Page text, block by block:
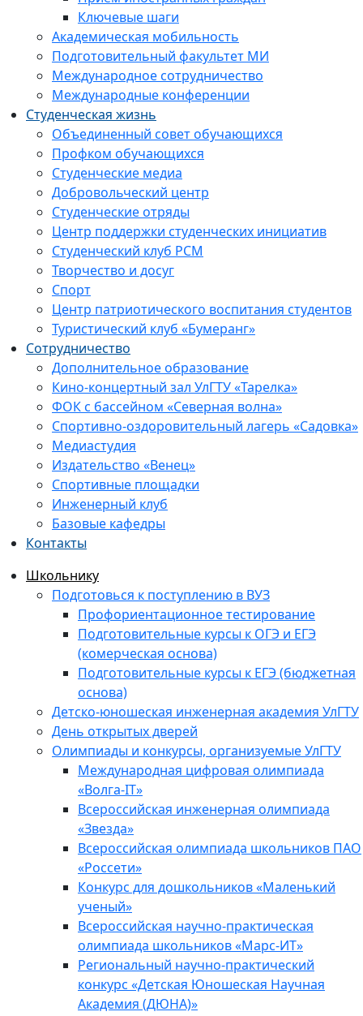
Ключевые шаги
Академическая мобильность
Подготовительный факультет МИ
Международное сотрудничество
Международные конференции
Студенческая жизнь
Объединенный совет обучающихся
Профком обучающихся
Студенческие медиа
Добровольческий центр
Студенческие отряды
Центр поддержки студенческих инициатив
Студенческий клуб РСМ
Творчество и досуг
Спорт
Центр патриотического воспитания студентов
Туристический клуб «Бумеранг»
Сотрудничество
Дополнительное образование
Кино-концертный зал УлГТУ «Тарелка»
ФОК с бассейном «Северная волна»
Спортивно-оздоровительный лагерь «Садовка»
Медиастудия
Издательство «Венец»
Спортивные площадки
Инженерный клуб
Базовые кафедры
Контакты
Школьнику
Подготовься к поступлению в ВУЗ
Профориентационное тестирование
Подготовительные курсы к ОГЭ и ЕГЭ
(комерческая основа)
Подготовительные курсы к ЕГЭ (бюджетная
основа)
Детско-юношеская инженерная академия УлГТУ
День открытых дверей
Олимпиады и конкурсы, организуемые УлГТУ
Международная цифровая олимпиада
«Волга-IT»
Всероссийская инженерная олимпиада
«Звезда»
Всероссийская олимпиада школьников ПАО
«Россети»
Конкурс для дошкольников «Маленький
ученый»
Всероссийская научно-практическая
олимпиада школьников «Марс-ИТ»
Региональный научно-практический
конкурс «Детская Юношеская Научная
Академия (ДЮНА)»